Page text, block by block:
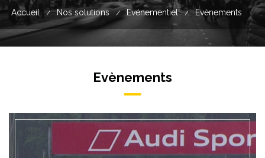
Accueil / Nos solutions / Evénementiel / Evènements
Evènements